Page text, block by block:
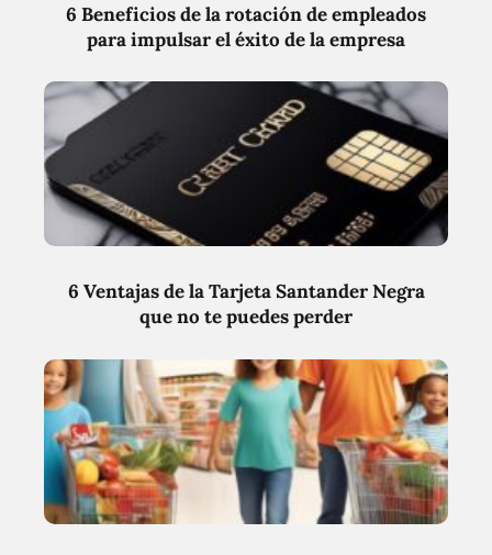
6 Beneficios de la rotación de empleados
para impulsar el éxito de la empresa
6 Ventajas de la Tarjeta Santander Negra
que no te puedes perder